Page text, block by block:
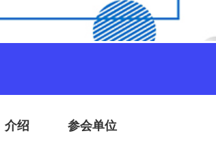
介绍 参会单位